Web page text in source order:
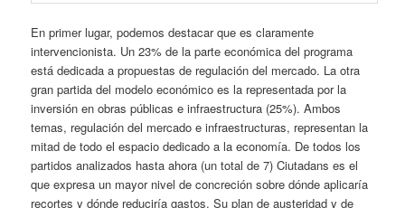
En primer lugar, podemos destacar que es claramente
intervencionista. Un 23% de la parte económica del programa
está dedicada a propuestas de regulación del mercado. La otra
gran partida del modelo económico es la representada por la
inversión en obras públicas e infraestructura (25%). Ambos
temas, regulación del mercado e infraestructuras, representan la
mitad de todo el espacio dedicado a la economía. De todos los
partidos analizados hasta ahora (un total de 7) Ciutadans es el
que expresa un mayor nivel de concreción sobre dónde aplicaría
recortes y dónde reduciría gastos. Su plan de austeridad y de